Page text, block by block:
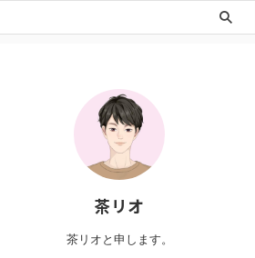
茶リオ
茶リオと申します。